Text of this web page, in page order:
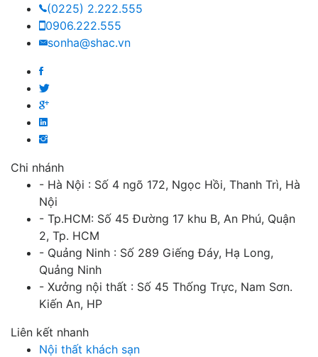
(0225) 2.222.555
0906.222.555
sonha@shac.vn
Chi nhánh
- Hà Nội : Số 4 ngõ 172, Ngọc Hồi, Thanh Trì, Hà
Nội
- Tp.HCM: Số 45 Đường 17 khu B, An Phú, Quận
2, Tp. HCM
- Quảng Ninh : Số 289 Giếng Đáy, Hạ Long,
Quảng Ninh
- Xưởng nội thất : Số 45 Thống Trực, Nam Sơn.
Kiến An, HP
Liên kết nhanh
Nội thất khách sạn